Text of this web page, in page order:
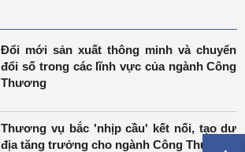
Đổi mới sản xuất thông minh và chuyển
đổi số trong các lĩnh vực của ngành Công
Thương
Thương vụ bắc 'nhịp cầu' kết nối, tạo dư
địa tăng trưởng cho ngành Công Thương